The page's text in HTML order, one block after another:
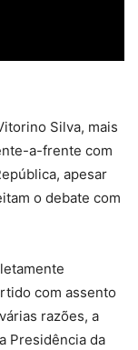
Silva, mais
a-frente com
apesar
o debate com
com assento
razões, a
Presidência da